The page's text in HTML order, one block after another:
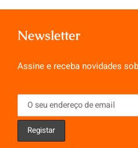
Newsletter
Assine e receba novidades